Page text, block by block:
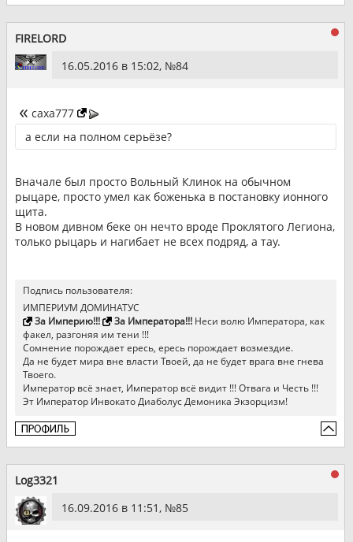
FIRELORD
16.05.2016 в 15:02, №84
caxa777
а если на полном серьёзе?
Вначале был просто Вольный Клинок на обычном
рыцаре, просто умел как боженька в постановку ионного
щита.
В новом дивном беке он нечто вроде Проклятого Легиона,
только рыцарь и нагибает не всех подряд, а тау.
Подпись пользователя:
ИМПЕРИУМ ДОМИНАТУС
За Империю!!!
За Императора!!!Неси волю Императора, как
факел, разгоняя им тени !!!
Сомнение порождает ересь, ересь порождает возмездие.
Да не будет мира вне власти Твоей, да не будет врага вне гнева
Твоего.
Император всё знает, Император всё видит !!! Отвага и Честь !!!
Эт Император Инвокато Диаболус Демоника Экзорцизм!
Log3321
16.09.2016 в 11:51, №85